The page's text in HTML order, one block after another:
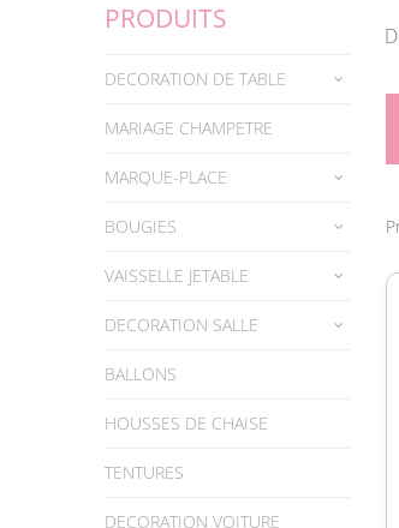
PRODUITS
DECORATION DE TABLE
MARIAGE CHAMPETRE
MARQUE-PLACE
BOUGIES
VAISSELLE JETABLE
DECORATION SALLE
BALLONS
HOUSSES DE CHAISE
TENTURES
DECORATION VOITURE